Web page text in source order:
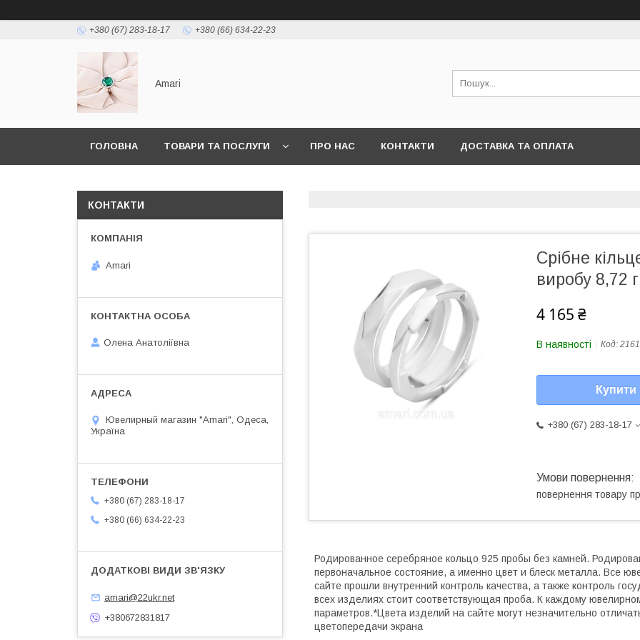
+380 (67) 283-18-17 +380 (66) 634-22-23
Amari
ГОЛОВНА ТОВАРИ ТА ПОСЛУГИ ПРО НАС КОНТАКТИ ДОСТАВКА ТА ОПЛАТА
Срібне
виробу 8,72
4 165 ₴
В наявності Код:
Купити
+380 (67) 283-18-17
повернення товару
Родированное серебряное кольцо 925 пробы без камней.
первоначальное состояние, а именно цвет и блеск металла. Все
сайте прошли внутренний контроль качества, а также контроль
всех изделиях стоит соответствующая проба. К каждому
параметров.*Цвета изделий на сайте могут незначительно
цветопередачи экрана
КОНТАКТИ
Amari
Олена Анатоліївна
Ювелирный магазин "Amari", Одеса,
Україна
+380 (67) 283-18-17
+380 (66) 634-22-23
amari@22ukr.net
+380672831817